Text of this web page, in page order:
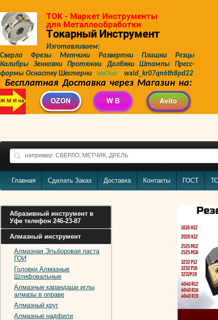
TOK - Маркет Инструменты
для Металлообработки
Токарный Инструмент
Изготавливаем:
Сверла Фрезы Метчики Развертки Плашки Резцы
Калибры Зенковки Протяжки Долбяки Штампы Пресс-
формы Оснастку Шестерни
WeChat wxid_kr07qn6th8pd22
Бесплатная Доставка через Магазин на:
Главная Сделать Заказ Доставка Контакты ГОСТ
Абразивный инструмент в
Уфе телефон 246-23-87
Алмазный инструмент
Алмазная Эльборовая паста
ГОИ
Головки Алмазные
Шлифовальные
Алмазные карандаши иглы
алмазы в оправе
Алмазный круг
Алмазные надфили